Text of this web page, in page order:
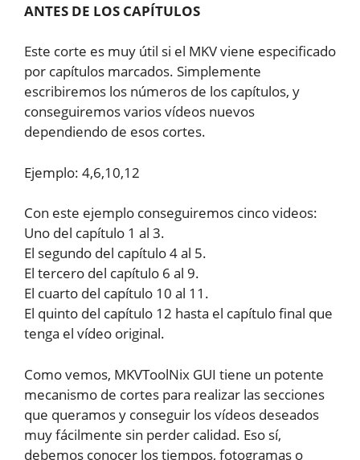
ANTES DE LOS CAPÍTULOS
Este corte es muy útil si el MKV viene especificado
por capítulos marcados. Simplemente
escribiremos los números de los capítulos, y
conseguiremos varios vídeos nuevos
dependiendo de esos cortes.
Ejemplo: 4,6,10,12
Con este ejemplo conseguiremos cinco videos:
Uno del capítulo 1 al 3.
El segundo del capítulo 4 al 5.
El tercero del capítulo 6 al 9.
El cuarto del capítulo 10 al 11.
El quinto del capítulo 12 hasta el capítulo final que
tenga el vídeo original.
Como vemos, MKVToolNix GUI tiene un potente
mecanismo de cortes para realizar las secciones
que queramos y conseguir los vídeos deseados
muy fácilmente sin perder calidad. Eso sí,
debemos conocer los tiempos, fotogramas o